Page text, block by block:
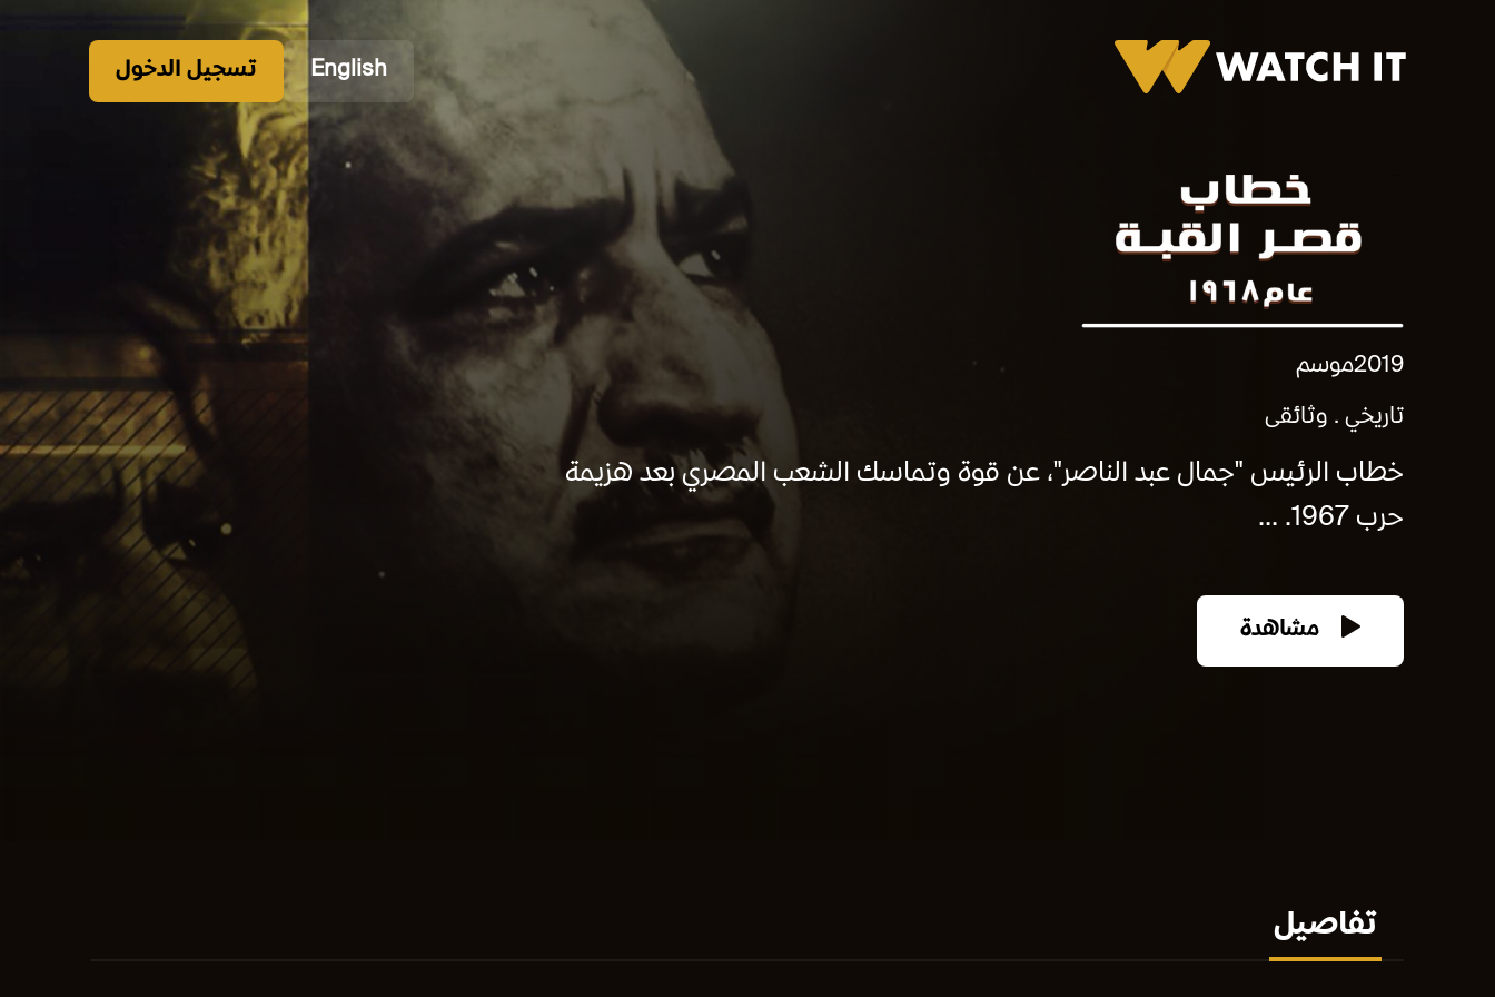
English تسجيل الدخول
2019موسم
تاريخي
وثائقى
خطاب الرئيس "جمال عبد الناصر"، عن قوة وتماسك الشعب المصري بعد هزيمة
حرب 1967. ...
مشاهدة
تفاصيل